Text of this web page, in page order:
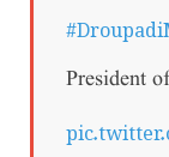
President